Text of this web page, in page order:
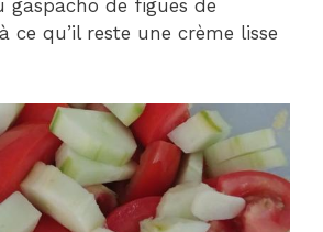
gaspacho de figues de
ce qu’il reste une crème lisse